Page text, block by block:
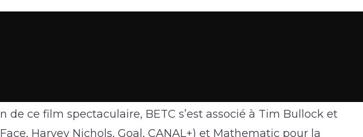
de ce film spectaculaire, BETC s’est associé à Tim Bullock et
Harvey Nichols, Goal, CANAL+) et Mathematic pour la